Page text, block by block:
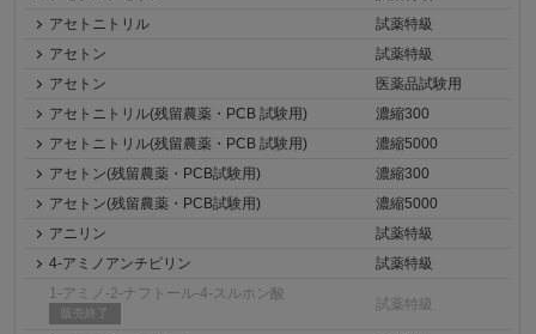
アセトニトリル
試薬特級
アセトン
試薬特級
アセトン
医薬品試験用
アセトニトリル(残留農薬・PCB 試験用)
濃縮300
アセトニトリル(残留農薬・PCB 試験用)
濃縮5000
アセトン(残留農薬・PCB試験用)
濃縮300
アセトン(残留農薬・PCB試験用)
濃縮5000
アニリン
試薬特級
4-アミノアンチピリン
試薬特級
1-アミノ-2-ナフトール-4-スルホン酸
販売終了
試薬特級